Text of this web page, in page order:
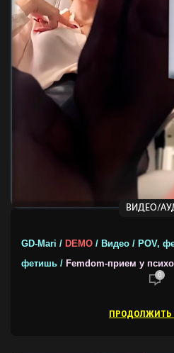
ВИДЕО/
GD-Mari / DEMO / Видео / POV,
фетишь / Femdom-прием у
0
ПРОДОЛЖИТЬ